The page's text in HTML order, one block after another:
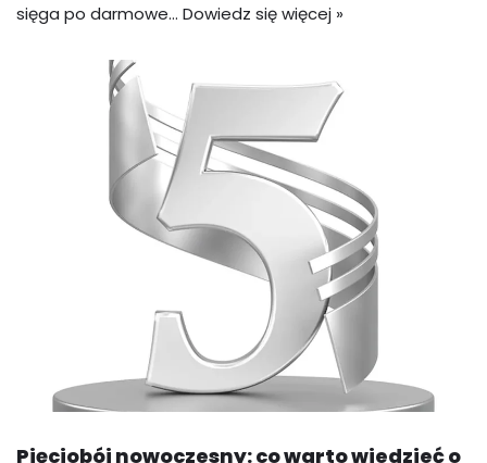
sięga po darmowe… Dowiedz się więcej »
Pięciobój nowoczesny: co warto wiedzieć o